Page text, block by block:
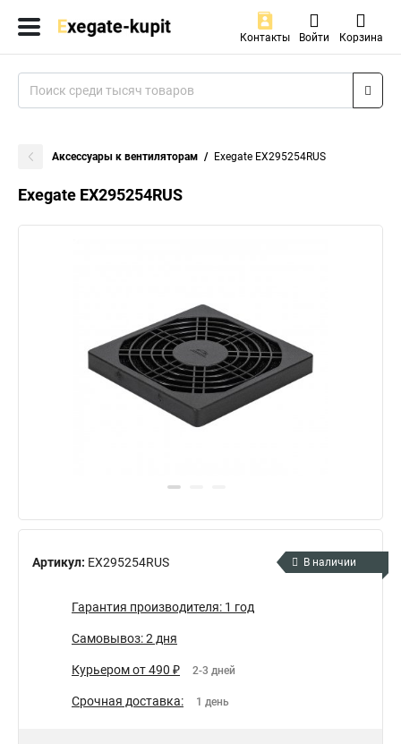
Контакты Войти Корзина
Аксессуары к вентиляторам Exegate EX295254RUS
Exegate EX295254RUS
Артикул: EX295254RUS В наличии
Гарантия производителя: 1 год
Самовывоз: 2 дня
Курьером от 490 ₽ 2-3 дней
Срочная доставка: 1 день